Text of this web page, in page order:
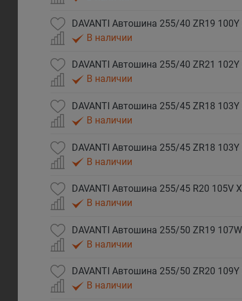
DAVANTI Автошина 255/40 ZR19 100Y
В наличии
DAVANTI Автошина 255/40 ZR21 102Y
В наличии
DAVANTI Автошина 255/45 ZR18
В наличии
DAVANTI Автошина 255/45 ZR18 103Y
В наличии
DAVANTI Автошина 255/45 R20 105V
В наличии
DAVANTI Автошина 255/50 ZR19
В наличии
DAVANTI Автошина 255/50 ZR20
В наличии